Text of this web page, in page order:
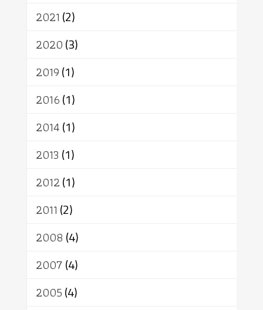
อัตถะ
เทวดา
2021 (2)
2020(3)
2019(1)
2016(1)
2014(1)
2013 (1)
2012(1)
2011 (2)
2008 (4)
2007(4)
2005(4)